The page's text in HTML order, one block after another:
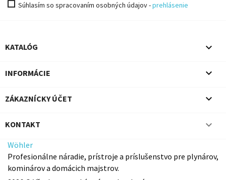
Súhlasím so spracovaním osobných údajov -prehlásenie
KATALÓG 
INFORMÁCIE 
ZÁKAZNÍCKY ÚČET 
KONTAKT 
Wöhler
Profesionálne náradie, prístroje a príslušenstvo pre plynárov,
kominárov a domácich majstrov.